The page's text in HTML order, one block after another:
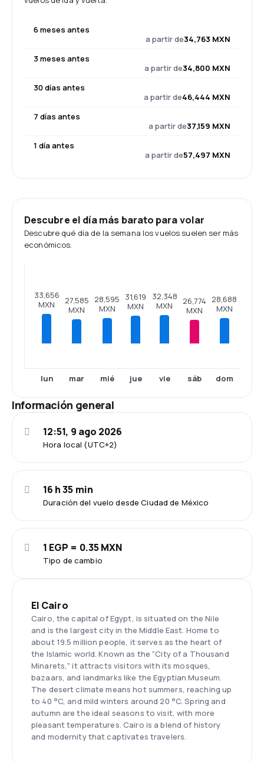
6 meses antes
a partir de34,763 MXN
3 meses antes
a partir de34,800 MXN
30 días antes
a partir de46,444 MXN
7 días antes
a partir de37,159 MXN
1 día antes
a partir de57,497 MXN
Descubre el día más barato para volar
Descubre qué día de la semana los vuelos suelen ser más
económicos.
33,656
MXN
lun
27,585
MXN
mar
28,595
MXN
mié
31,619
MXN
jue
32,348
MXN
vie
26,774
MXN
sáb
28,688
MXN
dom
Información general
Hora local (UTC+2)
12:51, 9 ago 2026
Duración del vuelo desde Ciudad de México
16 h 35 min
Tipo de cambio
1 EGP = 0.35 MXN
El Cairo
Cairo, the capital of Egypt, is situated on the Nile
and is the largest city in the Middle East. Home to
about 19.5 million people, it serves as the heart of
the Islamic world. Known as the "City of a Thousand
Minarets," it attracts visitors with its mosques,
bazaars, and landmarks like the Egyptian Museum.
The desert climate means hot summers, reaching up
to 40 °C, and mild winters around 20 °C. Spring and
autumn are the ideal seasons to visit, with more
pleasant temperatures. Cairo is a blend of history
and modernity that captivates travelers.